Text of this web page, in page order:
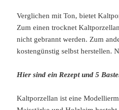
Verglichen mit Ton, bietet
Zum einen trocknet
nicht gebrannt werden. Zum
kostengünstig selbst herstellen.
Hier sind ein Rezept und 5
Kaltporzellan ist eine